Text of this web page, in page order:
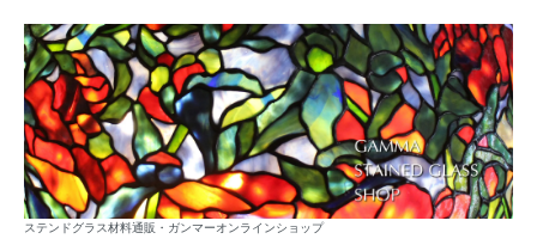
ステンドグラス材料通販・ガンマーオンラインショップ